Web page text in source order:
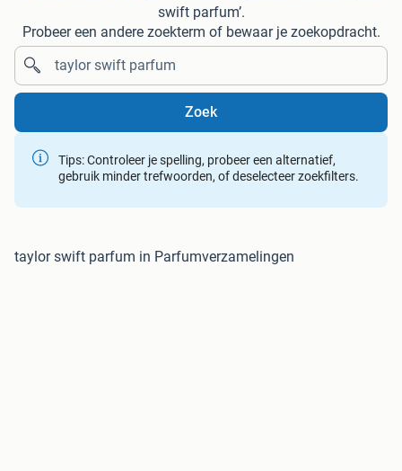
swift parfum’.
Probeer een andere zoekterm of bewaar je zoekopdracht.
Zoek
Tips: Controleer je spelling, probeer een alternatief,
gebruik minder trefwoorden, of deselecteer zoekfilters.
taylor swift parfum in Parfumverzamelingen